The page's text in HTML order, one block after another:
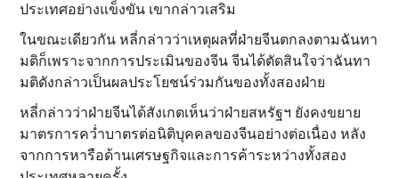
ประเทศอย่างแข็งขัน เขากล่าวเสริม
ในขณะเดียวกัน หลี่กล่าวว่าเหตุผลที่ฝ่ายจีนตกลงตามฉันทา
มติก็เพราะจากการประเมินของจีน จีนได้ตัดสินใจว่าฉันทา
มติดังกล่าวเป็นผลประโยชน์ร่วมกันของทั้งสองฝ่าย
หลี่กล่าวว่าฝ่ายจีนได้สังเกตเห็นว่าฝ่ายสหรัฐฯ ยังคงขยาย
มาตรการคว่ำบาตรต่อนิติบุคคลของจีนอย่างต่อเนื่อง หลัง
จากการหารือด้านเศรษฐกิจและการค้าระหว่างทั้งสอง